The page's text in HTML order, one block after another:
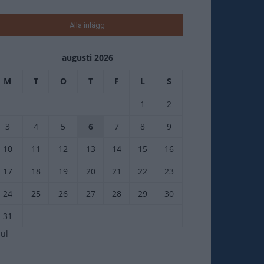
Alla inlägg
augusti 2026
M T O T F L S
1
2
3
4 5 6 7 8
9
10
11 12 13 14 15
16
17
18 19 20 21 22
23
24
25 26 27 28 29
30
31